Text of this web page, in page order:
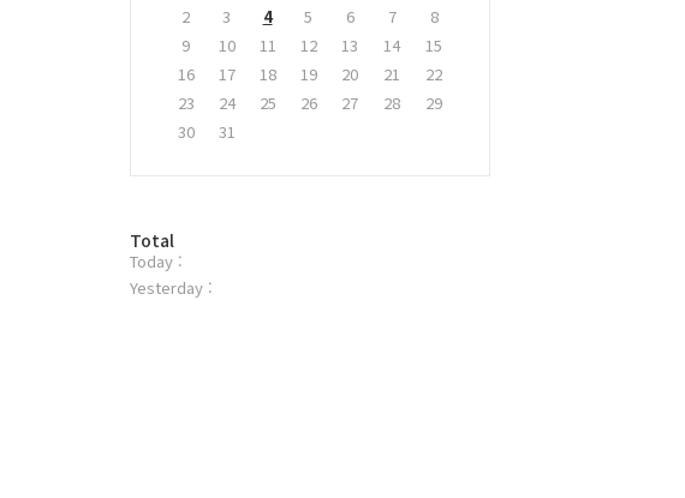
2
3 4 5 6 7
8
9
10 11 12 13 14
15
16
17 18 19 20 21
22
23
24 25 26 27 28
29
30
31
방
문
자
Total
Today :
Yesterday :